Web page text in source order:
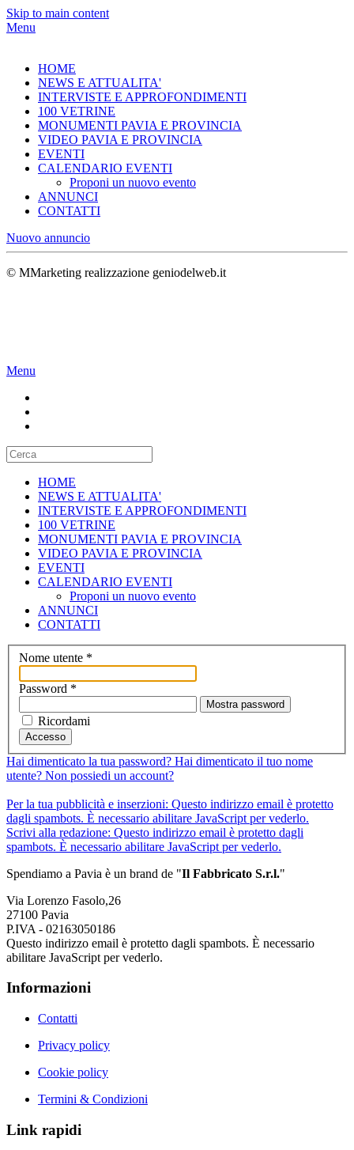
Skip to main content
Menu
HOME
NEWS E ATTUALITA'
INTERVISTE E APPROFONDIMENTI
100 VETRINE
MONUMENTI PAVIA E PROVINCIA
VIDEO PAVIA E PROVINCIA
EVENTI
CALENDARIO EVENTI
Proponi un nuovo evento
ANNUNCI
CONTATTI
Nuovo annuncio
© MMarketing realizzazione geniodelweb.it
Menu
HOME
NEWS E ATTUALITA'
INTERVISTE E APPROFONDIMENTI
100 VETRINE
MONUMENTI PAVIA E PROVINCIA
VIDEO PAVIA E PROVINCIA
EVENTI
CALENDARIO EVENTI
Proponi un nuovo evento
ANNUNCI
CONTATTI
Nome utente *
Password *
Mostra password
Ricordami
Accesso
Hai dimenticato la tua password? Hai dimenticato il tuo nome
utente? Non possiedi un account?
Per la tua pubblicità e inserzioni: Questo indirizzo email è protetto
dagli spambots. È necessario abilitare JavaScript per vederlo.
Scrivi alla redazione: Questo indirizzo email è protetto dagli
spambots. È necessario abilitare JavaScript per vederlo.
Spendiamo a Pavia è un brand de "Il Fabbricato S.r.l."
Via Lorenzo Fasolo,26
27100 Pavia
P.IVA - 02163050186
Questo indirizzo email è protetto dagli spambots. È necessario
abilitare JavaScript per vederlo.
Informazioni
Contatti
Privacy policy
Cookie policy
Termini & Condizioni
Link rapidi